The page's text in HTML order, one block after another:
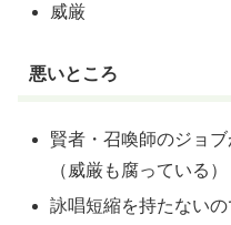
威厳
悪いところ
賢者・召喚師のジョ
（威厳も腐っている）
詠唱短縮を持たない